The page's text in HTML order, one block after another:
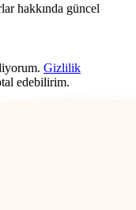
hakkında güncel
Gizlilik
edebilirim.